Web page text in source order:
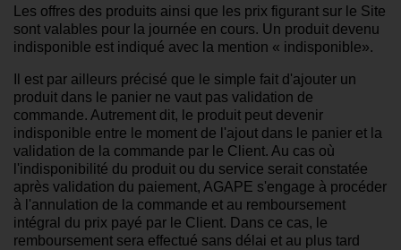
Les offres des produits ainsi que les prix figurant sur le Site
sont valables pour la journée en cours. Un produit devenu
indisponible est indiqué avec la mention « indisponible».
Il est par ailleurs précisé que le simple fait d'ajouter un
produit dans le panier ne vaut pas validation de
commande. Autrement dit, le produit peut devenir
indisponible entre le moment de l'ajout dans le panier et la
validation de la commande par le Client. Au cas où
l'indisponibilité du produit ou du service serait constatée
après validation du paiement, AGAPE s'engage à procéder
à l'annulation de la commande et au remboursement
intégral du prix payé par le Client. Dans ce cas, le
remboursement sera effectué sans délai et au plus tard